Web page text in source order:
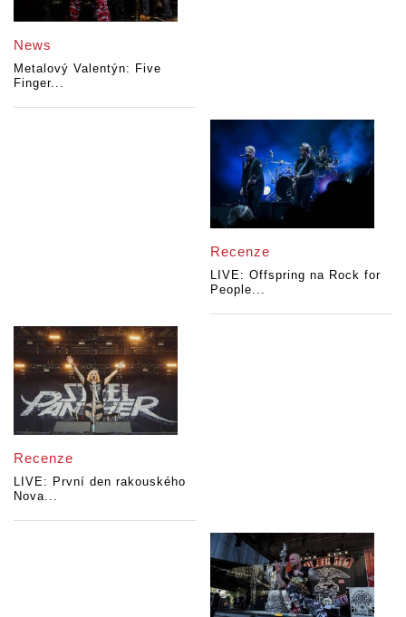
News
Metalový Valentýn: Five
Finger...
Recenze
LIVE: Offspring na Rock for
People...
Recenze
LIVE: První den rakouského
Nova...